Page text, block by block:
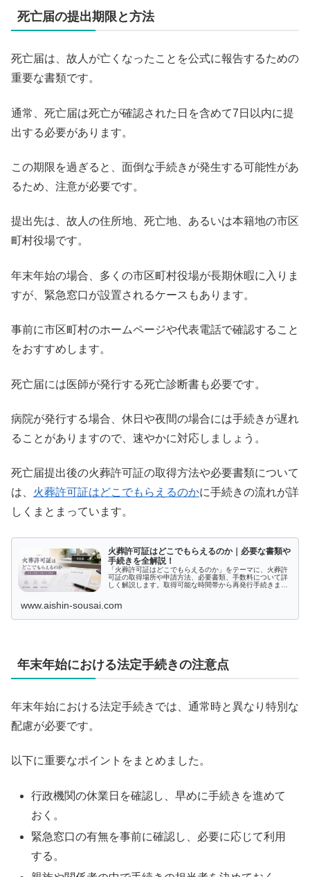
死亡届の提出期限と方法
死亡届は、故人が亡くなったことを公式に報告するための
重要な書類です。
通常、死亡届は死亡が確認された日を含めて7日以内に提
出する必要があります。
この期限を過ぎると、面倒な手続きが発生する可能性があ
るため、注意が必要です。
提出先は、故人の住所地、死亡地、あるいは本籍地の市区
町村役場です。
年末年始の場合、多くの市区町村役場が長期休暇に入りま
すが、緊急窓口が設置されるケースもあります。
事前に市区町村のホームページや代表電話で確認すること
をおすすめします。
死亡届には医師が発行する死亡診断書も必要です。
病院が発行する場合、休日や夜間の場合には手続きが遅れ
ることがありますので、速やかに対応しましょう。
死亡届提出後の火葬許可証の取得方法や必要書類について
は、 火葬許可証はどこでもらえるのかに手続きの流れが詳
しくまとまっています。
火葬許可証はどこでもらえるのか｜必要な書類や
手続きを全解説！
「火葬許可証はどこでもらえるのか」をテーマに、火葬許
可証の取得場所や申請方法、必要書類、手数料について詳
しく解説します。取得可能な時間帯から再発行手続きま
続きを進められます。どういった場合にどのような手続き
www.aishin-sousai.com
年末年始における法定手続きの注意点
年末年始における法定手続きでは、通常時と異なり特別な
配慮が必要です。
以下に重要なポイントをまとめました。
行政機関の休業日を確認し、早めに手続きを進めて
おく。
緊急窓口の有無を事前に確認し、必要に応じて利用
する。